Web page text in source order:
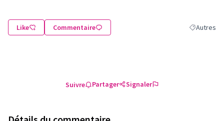
Like Commentaire Filtrer les
Autres
Suivre Partager Signaler